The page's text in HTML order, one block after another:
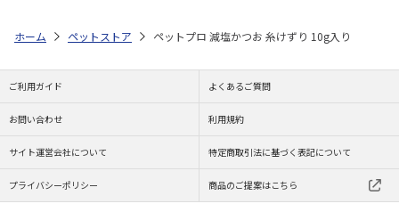
ホーム ペットストア ペットプロ 減塩かつお 糸けずり 10g入り
ご利用ガイド よくあるご質問
お問い合わせ 利用規約
サイト運営会社について 特定商取引法に基づく表記について
プライバシーポリシー 商品のご提案はこちら